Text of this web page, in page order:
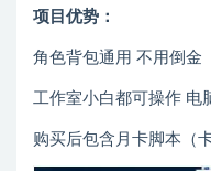
项目优势：
角色背包通用 不用倒金
工作室小白都可操作 电
购买后包含月卡脚本（